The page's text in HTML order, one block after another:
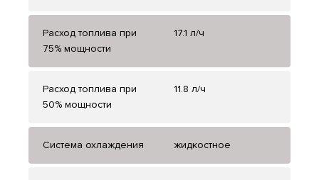
Расход топлива при
75% мощности
17.1 л/ч
Расход топлива при
50% мощности
11.8 л/ч
Система охлаждения жидкостное